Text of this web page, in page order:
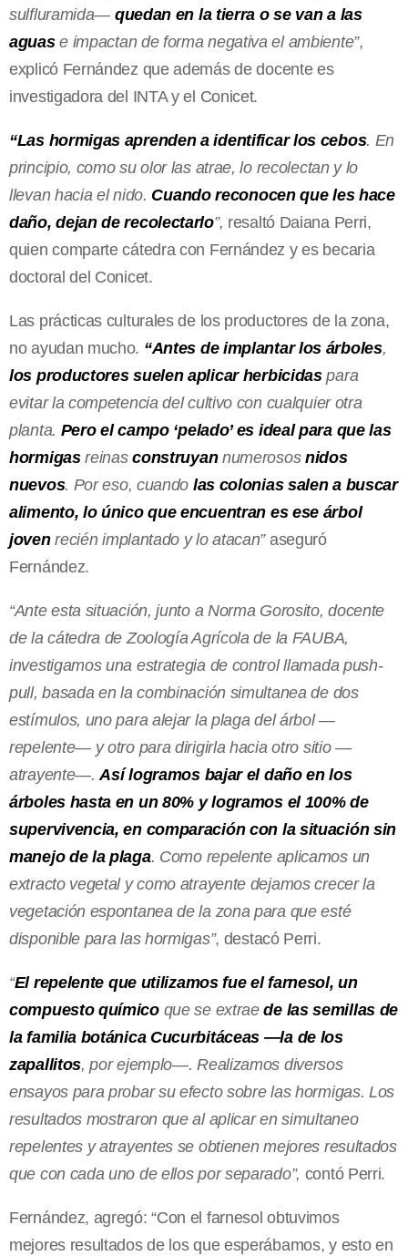
sulfluramida— quedan en la tierra o se van a las
aguase impactan de forma negativa el ambiente”,
explicó Fernández que además de docente es
investigadora del INTA y el Conicet.
“Las hormigas aprenden a identificar los cebos. En
principio, como su olor las atrae, lo recolectan y lo
llevan hacia el nido. Cuando reconocen que les hace
daño, dejan de recolectarlo”, resaltó Daiana Perri,
quien comparte cátedra con Fernández y es becaria
doctoral del Conicet.
Las prácticas culturales de los productores de la zona,
no ayudan mucho. “Antes de implantar los árboles,
los productores suelen aplicar herbicidaspara
evitar la competencia del cultivo con cualquier otra
planta. Pero el campo ‘pelado’ es ideal para que las
hormigasreinasconstruyannumerosos nidos
nuevos. Por eso, cuando las colonias salen a buscar
alimento, lo único que encuentran es ese árbol
jovenrecién implantado y lo atacan”aseguró
Fernández.
“Ante esta situación, junto a Norma Gorosito, docente
de la cátedra de Zoología Agrícola de la FAUBA,
investigamos una estrategia de control llamada push-
pull, basada en la combinación simultanea de dos
estímulos, uno para alejar la plaga del árbol —
repelente— y otro para dirigirla hacia otro sitio —
atrayente—.Así logramos bajar el daño en los
árboles hasta en un 80% y logramos el 100% de
supervivencia, en comparación con la situación sin
manejo de la plaga. Como repelente aplicamos un
extracto vegetal y como atrayente dejamos crecer la
vegetación espontanea de la zona para que esté
disponible para las hormigas”, destacó Perri.
“El repelente que utilizamos fue el farnesol, un
compuesto químicoque se extraede las semillas de
la familia botánica Cucurbitáceas —la de los
zapallitos, por ejemplo—. Realizamos diversos
ensayos para probar su efecto sobre las hormigas. Los
resultados mostraron que al aplicar en simultaneo
repelentes y atrayentes se obtienen mejores resultados
que con cada uno de ellos por separado”, contó Perri.
Fernández, agregó: “Con el farnesol obtuvimos
mejores resultados de los que esperábamos, y esto en